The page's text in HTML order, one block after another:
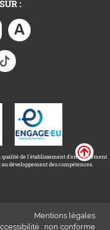
:
qualité de l'établissement d'enseignement
développement des compétences.
Mentions légales
: non conforme